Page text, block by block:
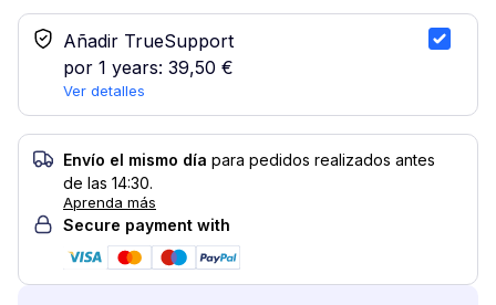
Añadir TrueSupport
por 1 years: 39,50 €
Ver detalles
Servicio TrueSupport
Envío el mismo día para pedidos realizados antes
de las 14:30.
Aprenda más
Secure payment with